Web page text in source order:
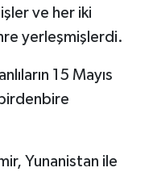
ve her iki
yerleşmişlerdi.
15 Mayıs
birdenbire
Yunanistan ile